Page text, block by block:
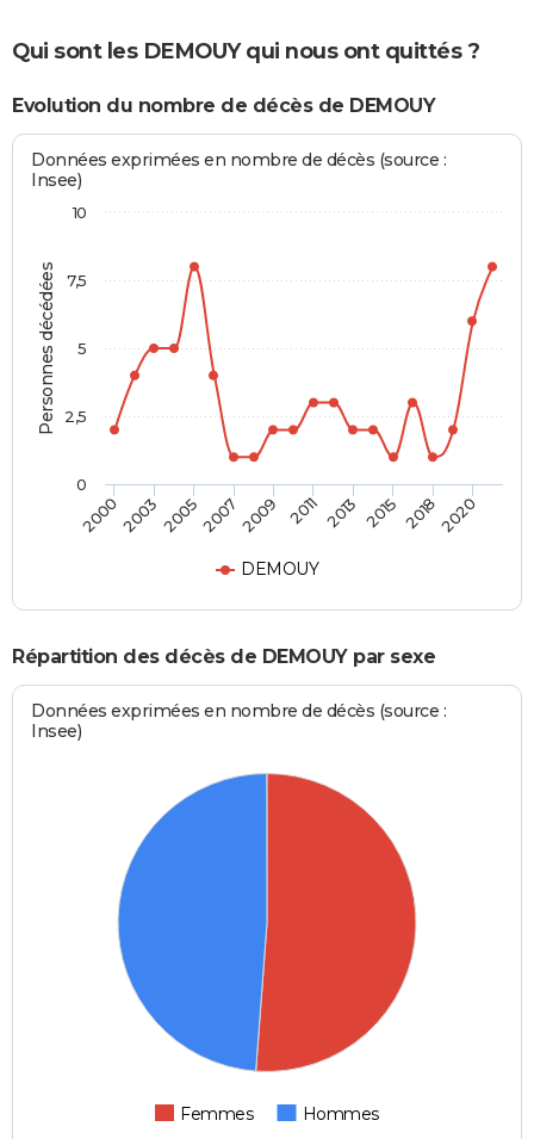
Qui sont les DEMOUY qui nous ont quittés ?
Evolution du nombre de décès de DEMOUY
Personnes décédées
Données exprimées en nombre de décès (source :
Insee)
DEMOUY
20002003200520072009 2011 2013 2015 20182020
0
10
2,5
5
7,5
Répartition des décès de DEMOUY par sexe
Données exprimées en nombre de décès (source :
Insee)
Femmes Hommes